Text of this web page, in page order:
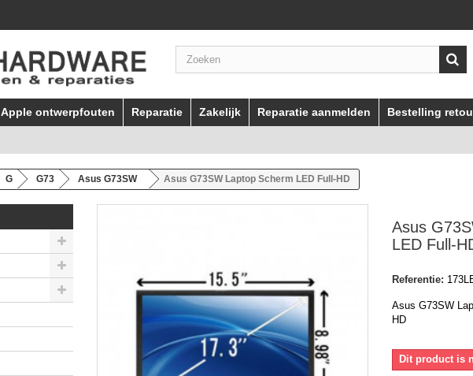
Apple ontwerpfouten Reparatie Zakelijk Reparatie aanmelden Bestelling
G G73 Asus G73SW Asus G73SW Laptop Scherm LED Full-HD
Asus
LED Full-
Referentie:
Asus G73SW
HD
Dit product is